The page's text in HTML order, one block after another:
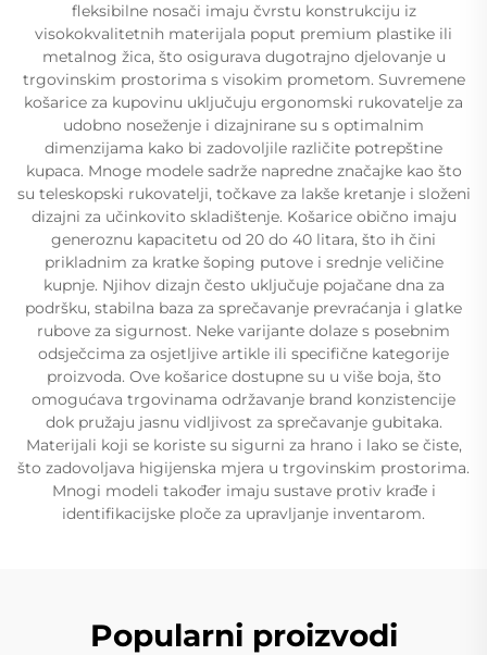
fleksibilne nosači imaju čvrstu konstrukciju iz
visokokvalitetnih materijala poput premium plastike ili
metalnog žica, što osigurava dugotrajno djelovanje u
trgovinskim prostorima s visokim prometom. Suvremene
košarice za kupovinu uključuju ergonomski rukovatelje za
udobno noseženje i dizajnirane su s optimalnim
dimenzijama kako bi zadovoljile različite potrepštine
kupaca. Mnoge modele sadrže napredne značajke kao što
su teleskopski rukovatelji, točkave za lakše kretanje i složeni
dizajni za učinkovito skladištenje. Košarice obično imaju
generoznu kapacitetu od 20 do 40 litara, što ih čini
prikladnim za kratke šoping putove i srednje veličine
kupnje. Njihov dizajn često uključuje pojačane dna za
podršku, stabilna baza za sprečavanje prevraćanja i glatke
rubove za sigurnost. Neke varijante dolaze s posebnim
odsječcima za osjetljive artikle ili specifične kategorije
proizvoda. Ove košarice dostupne su u više boja, što
omogućava trgovinama održavanje brand konzistencije
dok pružaju jasnu vidljivost za sprečavanje gubitaka.
Materijali koji se koriste su sigurni za hrano i lako se čiste,
što zadovoljava higijenska mjera u trgovinskim prostorima.
Mnogi modeli također imaju sustave protiv krađe i
identifikacijske ploče za upravljanje inventarom.
Popularni proizvodi